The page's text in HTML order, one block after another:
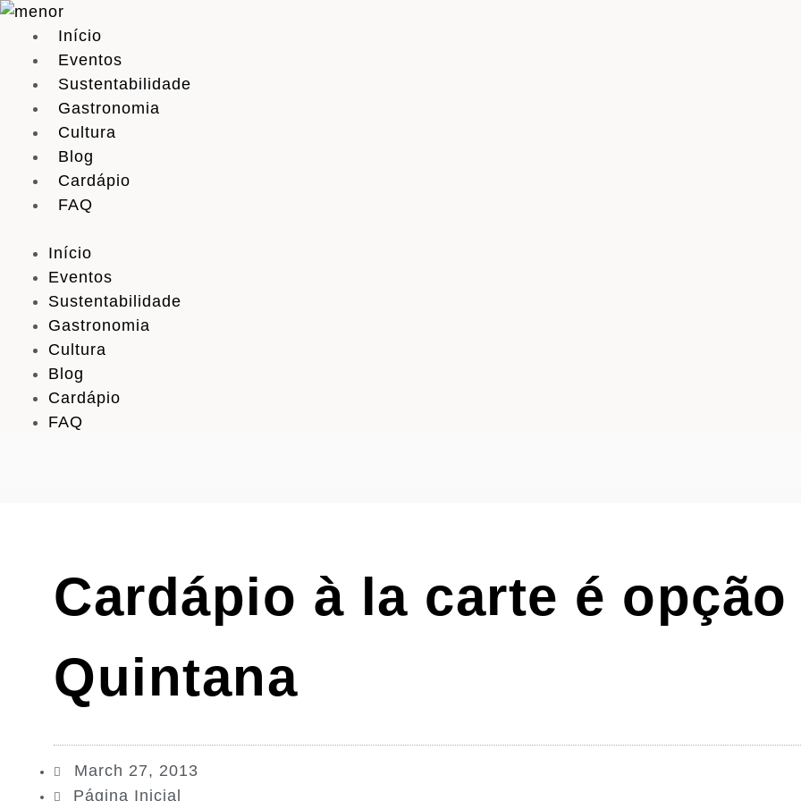
Skip
content
Início
Eventos
Sustentabilidade
Gastronomia
Cultura
Blog
Cardápio
FAQ
Início
Eventos
Sustentabilidade
Gastronomia
Cultura
Blog
Cardápio
FAQ
Cardápio à la carte é
Quintana
March 27, 2013
Página Inicial